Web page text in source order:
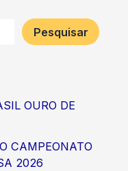
Pesquisar
OURO DE
CAMPEONATO
2026